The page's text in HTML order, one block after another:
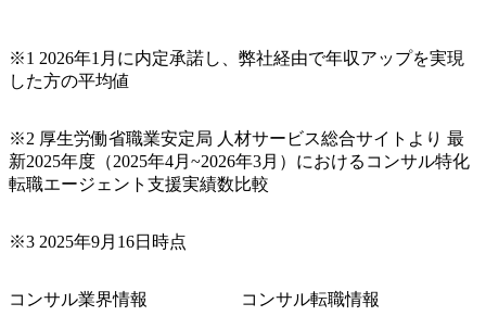
※1 2026年1月に内定承諾し、弊社経由で年収アップを実現
した方の平均値
※2 厚生労働省職業安定局 人材サービス総合サイトより 最
新2025年度（2025年4月~2026年3月）におけるコンサル特化
転職エージェント支援実績数比較
※3 2025年9月16日時点
コンサル業界情報 コンサル転職情報